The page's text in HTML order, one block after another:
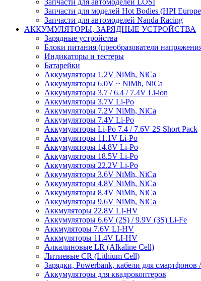
Запчасти для автомоделей LOSI
Запчасти для моделей Hot Bodies (HPI
Запчасти для автомоделей Nanda Racing
АККУМУЛЯТОРЫ, ЗАРЯДНЫЕ УСТРОЙСТВА
Зарядные устройства
Блоки питания (преобразователи
Индикаторы и тестеры
Батарейки
Аккумуляторы 1.2V NiMh, NiCa
Аккумуляторы 6.0V ~ NiMh, NiCa
Аккумуляторы 3.7 / 6.4 / 7.4V Li-ion
Аккумуляторы 3.7V Li-Po
Аккумуляторы 7.2V NiMh, NiCa
Аккумуляторы 7.4V Li-Po
Аккумуляторы Li-Po 7.4 / 7.6V 2S Short Pack
Аккумуляторы 11.1V Li-Po
Аккумуляторы 14.8V Li-Po
Аккумуляторы 18.5V Li-Po
Аккумуляторы 22.2V Li-Po
Аккумуляторы 3.6V NiMh, NiCa
Аккумуляторы 4.8V NiMh, NiCa
Аккумуляторы 8.4V NiMh, NiCa
Аккумуляторы 9.6V NiMh, NiCa
Аккмуляторы 22.8V LI-HV
Аккумуляторы 6.6V (2S) / 9.9V (3S) Li-Fe
Аккмуляторы 7.6V LI-HV
Аккмуляторы 11.4V LI-HV
Алкалиновые LR (Alkaline Cell)
Литиевые CR (Lithium Сell)
Зарядки, Powerbank, кабели для
Аккумуляторы для квадрокоптеров